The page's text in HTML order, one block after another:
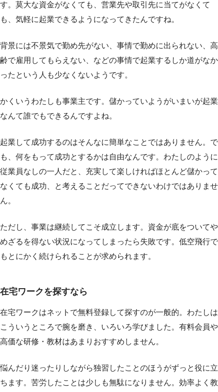
す。莫大な資金がなくても、営業先や取引先に当てがなくて
も、気軽に起業できるようになってきたんですね。
背景には不景気で勤め先がない、事情で勤めに出られない、高
齢で雇用してもらえない、などの事情で起業するしか道がなか
ったという人も少なくないようです。
かくいうわたしも事業主です。儲かっていようがいまいが起業
なんて誰でもできるんですよね。
起業して成功するのはそんなに簡単なことではありません。で
も、何をもって成功とするかは自由なんです。わたしのように
従業員なしの一人だと、充実して楽しければほとんど儲かって
なくても成功、と考えることだってできないわけではありませ
ん。
ただし、事業は継続してこそ成立します。資金が底をついてや
めざるを得ない状況になってしまったら失敗です。低空飛行で
もとにかく続けられることが求められます。
在宅ワークを探すなら
在宅ワークはネットで無料登録して探すのが一般的。わたしは
こういうところで腕を磨き、いろいろ学びました。有料会員や
高価な研修・教材はあまりおすすめしません。
悩んだり迷ったりしながら独習したことのほうがずっと役に立
ちます。苦労したことは少しも無駄になりません。効率よく教